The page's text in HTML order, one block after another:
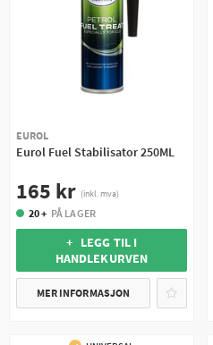
EUROL
Eurol Fuel Stabilisator 250ML
165 kr (inkl. mva)
20 + PÅ LAGER
+ LEGG TIL I
HANDLEKURVEN
MER INFORMASJON